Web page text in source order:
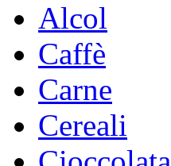
Alcol
Caffè
Carne
Cereali